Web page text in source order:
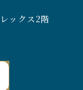
ックス2階